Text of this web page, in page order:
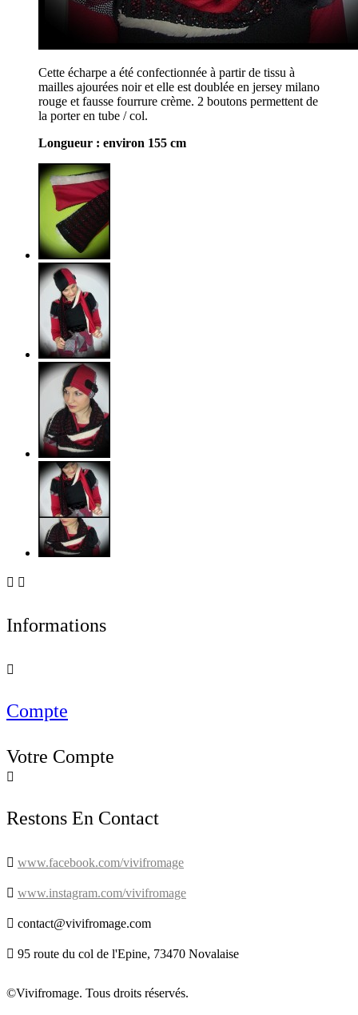
Cette écharpe a été confectionnée à partir de tissu à
mailles ajourées noir et elle est doublée en jersey milano
rouge et fausse fourrure crème. 2 boutons permettent de
la porter en tube / col.
Longueur : environ 155 cm
 
Informations

Compte
Votre Compte

Restons En Contact
 www.facebook.com/vivifromage
 www.instagram.com/vivifromage
 contact@vivifromage.com
 95 route du col de l'Epine, 73470 Novalaise
©Vivifromage. Tous droits réservés.